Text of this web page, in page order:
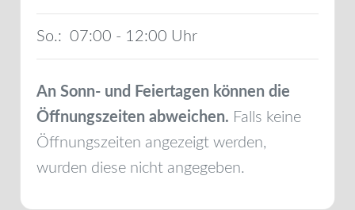
So.: 07:00 - 12:00
An Sonn- und Feiertagen können die
Öffnungszeiten abweichen. Falls keine
Öffnungszeiten angezeigt werden,
wurden diese nicht angegeben.